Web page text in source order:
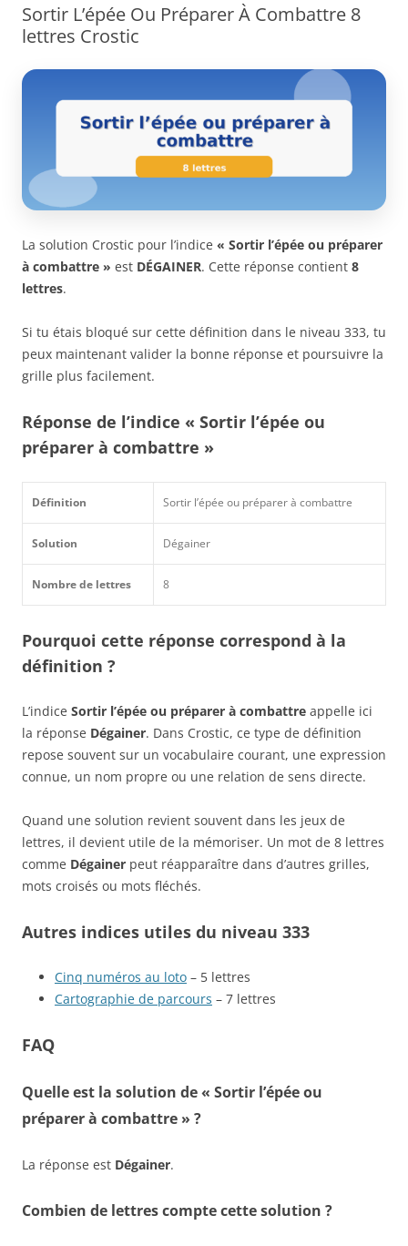
Sortir L’épée Ou Préparer À Combattre 8
lettres Crostic
La solution Crostic pour l’indice « Sortir l’épée ou préparer
à combattre » est DÉGAINER. Cette réponse contient 8
lettres.
Si tu étais bloqué sur cette définition dans le niveau 333, tu
peux maintenant valider la bonne réponse et poursuivre la
grille plus facilement.
Réponse de l’indice « Sortir l’épée ou
préparer à combattre »
Définition Sortir l’épée ou préparer à combattre
Solution Dégainer
Nombre de lettres 8
Pourquoi cette réponse correspond à la
définition ?
L’indice Sortir l’épée ou préparer à combattre appelle ici
la réponse Dégainer. Dans Crostic, ce type de définition
repose souvent sur un vocabulaire courant, une expression
connue, un nom propre ou une relation de sens directe.
Quand une solution revient souvent dans les jeux de
lettres, il devient utile de la mémoriser. Un mot de 8 lettres
comme Dégainer peut réapparaître dans d’autres grilles,
mots croisés ou mots fléchés.
Autres indices utiles du niveau 333
Cinq numéros au loto – 5 lettres
Cartographie de parcours – 7 lettres
FAQ
Quelle est la solution de « Sortir l’épée ou
préparer à combattre » ?
La réponse est Dégainer.
Combien de lettres compte cette solution ?